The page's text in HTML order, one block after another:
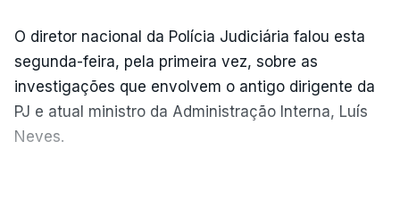
O diretor nacional da Polícia Judiciária falou esta
segunda-feira, pela primeira vez, sobre as
investigações que envolvem o antigo dirigente da
PJ e atual ministro da Administração Interna, Luís
Neves.